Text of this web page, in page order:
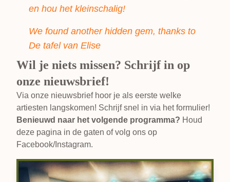
en hou het kleinschalig!
We found another hidden gem, thanks to
De tafel van Elise
Wil je niets missen? Schrijf in op
onze nieuwsbrief!
Via onze nieuwsbrief hoor je als eerste welke
artiesten langskomen! Schrijf snel in via het formulier!
Benieuwd naar het volgende programma? Houd
deze pagina in de gaten of volg ons op
Facebook/Instagram.